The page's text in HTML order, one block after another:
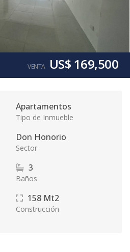
VENTA US$ 169,500
Apartamentos
Tipo de Inmueble
Don Honorio
Sector
3
Baños
158 Mt2
Construcción